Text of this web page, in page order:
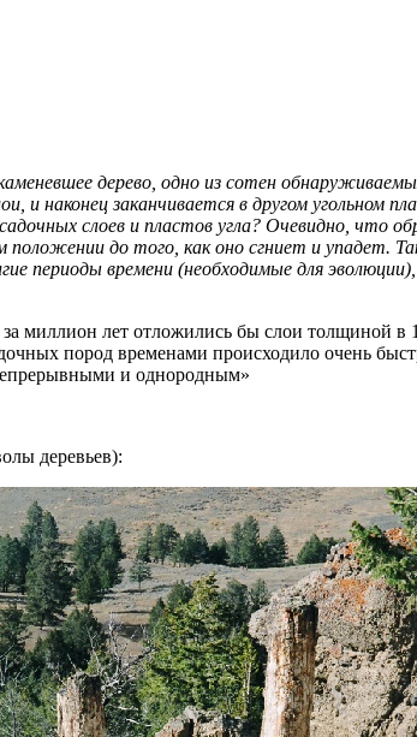
дерево, одно из сотен
и наконец заканчивается в другом угольном
слоев и пластов угла? Очевидно, что
до того, как оно сгниет и упадет.
периоды времени (необходимые для
миллион лет отложились бы слои толщиной в
пород временами происходило очень
и однородным»
деревьев):